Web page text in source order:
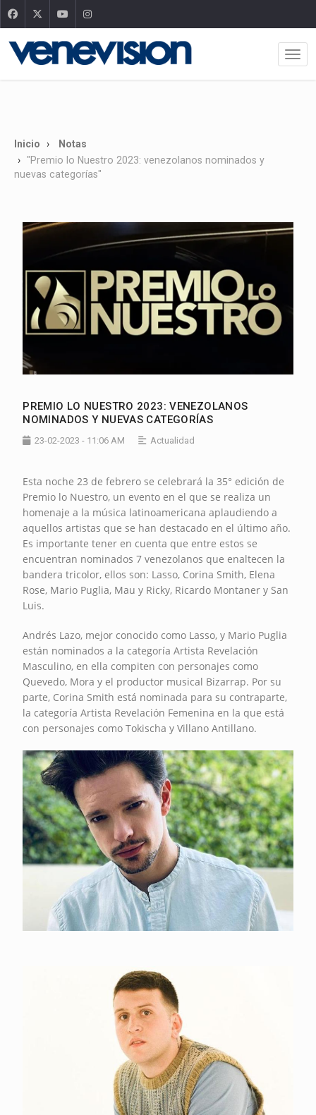
Inicio
Notas
"Premio lo Nuestro 2023: venezolanos nominados y
nuevas categorías"
PREMIO LO NUESTRO 2023: VENEZOLANOS
NOMINADOS Y NUEVAS CATEGORÍAS
23-02-2023 - 11:06 AM Actualidad
Esta noche 23 de febrero se celebrará la 35° edición de
Premio lo Nuestro, un evento en el que se realiza un
homenaje a la música latinoamericana aplaudiendo a
aquellos artistas que se han destacado en el último año.
Es importante tener en cuenta que entre estos se
encuentran nominados 7 venezolanos que enaltecen la
bandera tricolor, ellos son: Lasso, Corina Smith, Elena
Rose, Mario Puglia, Mau y Ricky, Ricardo Montaner y San
Luis.
Andrés Lazo, mejor conocido como Lasso, y Mario Puglia
están nominados a la categoría Artista Revelación
Masculino, en ella compiten con personajes como
Quevedo, Mora y el productor musical Bizarrap. Por su
parte, Corina Smith está nominada para su contraparte,
la categoría Artista Revelación Femenina en la que está
con personajes como Tokischa y Villano Antillano.